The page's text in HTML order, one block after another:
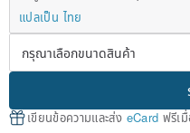
แปลเป็น ไทย
เขียนข้อความและส่ง eCard ฟรีเ